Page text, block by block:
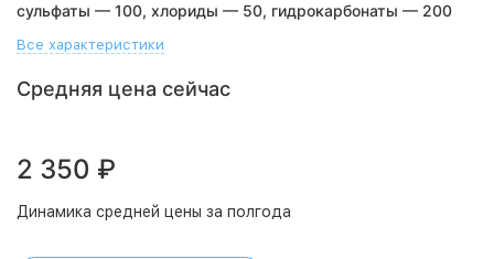
сульфаты — 100, хлориды — 50, гидрокарбонаты — 200
Все характеристики
Средняя цена сейчас
2 350 ₽
Динамика средней цены за полгода